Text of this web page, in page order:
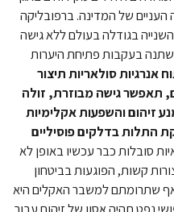
העניים של המדינה. ברפובליקה
בגודלה בעולם ללא גישה
בעקבות פתיחת היערות
אנרגיות סולאריות תיצור
תאפשר גישה מבוזרת, זולה
זיהום והשפעות אקלימיות
התלות בדלקים פוסיליים
סובלות כבר עכשיו באופן לא
קשות, הפוגעות בביטחון
אף שתרומתם למשבר האקלים היא